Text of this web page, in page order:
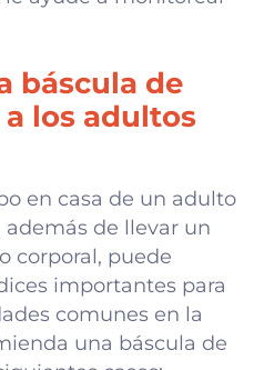
báscula de
los adultos
en casa de un adulto
de llevar un
corporal, puede
importantes para
comunes en la
una báscula de